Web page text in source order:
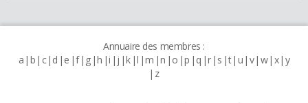
Annuaire des membres :
a b c d e f g h i j k l m n o p q r s t u v w x y
z